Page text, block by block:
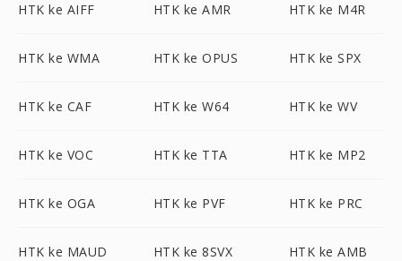
HTK ke AIFF HTK ke AMR HTK ke M4R
HTK ke WMA HTK ke OPUS HTK ke SPX
HTK ke CAF HTK ke W64 HTK ke WV
HTK ke VOC HTK ke TTA HTK ke MP2
HTK ke OGA HTK ke PVF HTK ke PRC
HTK ke MAUD HTK ke 8SVX HTK ke AMB